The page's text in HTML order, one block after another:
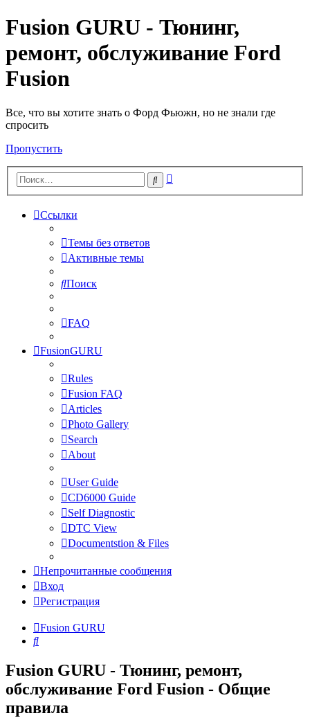
Fusion GURU - Тюнинг,
ремонт, обслуживание Ford
Fusion
Все, что вы хотите знать о Форд Фьюжн, но не знали где
спросить
Пропустить
Поиск
Ссылки
Темы без ответов
Активные темы
Поиск
FAQ
FusionGURU
Rules
Fusion FAQ
Articles
Photo Gallery
Search
About
User Guide
CD6000 Guide
Self Diagnostic
DTC View
Documentstion & Files
Непрочитанные сообщения
Вход
Регистрация
Fusion GURU
Поиск
Fusion GURU - Тюнинг, ремонт,
обслуживание Ford Fusion - Общие
правила